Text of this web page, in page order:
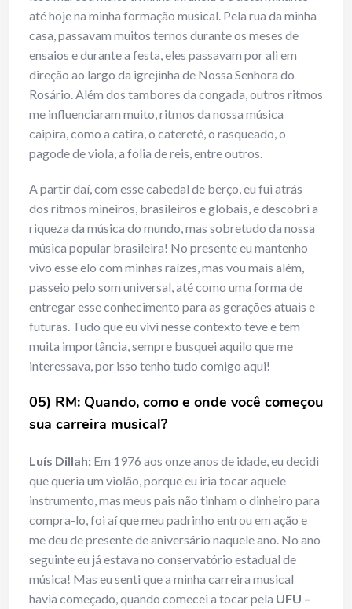
até hoje na minha formação musical. Pela rua da minha
casa, passavam muitos ternos durante os meses de
ensaios e durante a festa, eles passavam por ali em
direção ao largo da igrejinha de Nossa Senhora do
Rosário. Além dos tambores da congada, outros ritmos
me influenciaram muito, ritmos da nossa música
caipira, como a catira, o cateretê, o rasqueado, o
pagode de viola, a folia de reis, entre outros.
A partir daí, com esse cabedal de berço, eu fui atrás
dos ritmos mineiros, brasileiros e globais, e descobri a
riqueza da música do mundo, mas sobretudo da nossa
música popular brasileira! No presente eu mantenho
vivo esse elo com minhas raízes, mas vou mais além,
passeio pelo som universal, até como uma forma de
entregar esse conhecimento para as gerações atuais e
futuras. Tudo que eu vivi nesse contexto teve e tem
muita importância, sempre busquei aquilo que me
interessava, por isso tenho tudo comigo aqui!
05) RM: Quando, como e onde você começou
sua carreira musical?
Luís Dillah: Em 1976 aos onze anos de idade, eu decidi
que queria um violão, porque eu iria tocar aquele
instrumento, mas meus pais não tinham o dinheiro para
compra-lo, foi aí que meu padrinho entrou em ação e
me deu de presente de aniversário naquele ano. No ano
seguinte eu já estava no conservatório estadual de
música! Mas eu senti que a minha carreira musical
havia começado, quando comecei a tocar pela UFU –